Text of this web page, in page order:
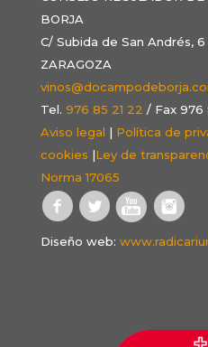
BORJA
C/ Subida de San Andrés,
ZARAGOZA
Tel. 976 85 21 22 / Fax 976
Aviso legal | Política de
cookies |Ley de
Norma 17065
Diseño web: